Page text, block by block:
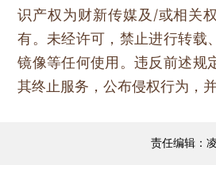
识产权为财新传媒及/或相关
有。未经许可，禁止进行转载
镜像等任何使用。违反前述规
其终止服务，公布侵权行为，
责任编辑：